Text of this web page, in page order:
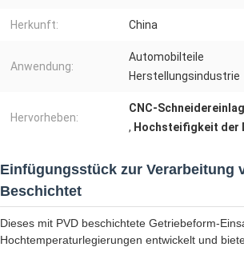
Herkunft: China
Anwendung:
Automobilteile
Herstellungsindustrie
Hervorheben:
CNC-
, Hochsteifigkeit der
Einfügungsstück zur Verarbeitung
Beschichtet
Dieses mit PVD beschichtete Getriebeform-
Hochtemperaturlegierungen entwickelt und